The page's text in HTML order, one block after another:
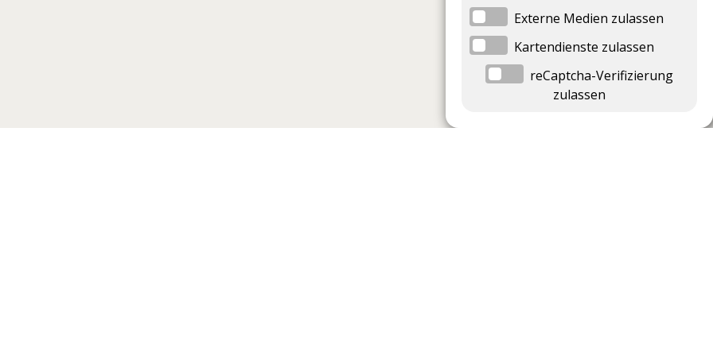
Externe Medien zulassen
Kartendienste zulassen
reCaptcha-Verifizierung
zulassen